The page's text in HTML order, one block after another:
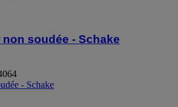
soudée - Schake
- Schake